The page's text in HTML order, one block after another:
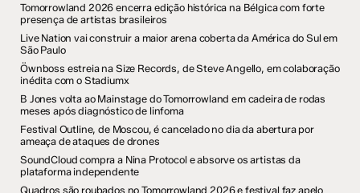
Tomorrowland 2026 encerra edição histórica na Bélgica com forte
presença de artistas brasileiros
Live Nation vai construir a maior arena coberta da América do Sul em
São Paulo
Öwnboss estreia na Size Records, de Steve Angello, em colaboração
inédita com o Stadiumx
B Jones volta ao Mainstage do Tomorrowland em cadeira de rodas
meses após diagnóstico de linfoma
Festival Outline, de Moscou, é cancelado no dia da abertura por
ameaça de ataques de drones
SoundCloud compra a Nina Protocol e absorve os artistas da
plataforma independente
Quadros são roubados no Tomorrowland 2026 e festival faz apelo